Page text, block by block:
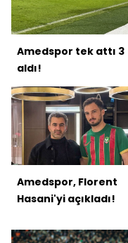
Amedspor tek attı 3
aldı!
Amedspor, Florent
Hasani'yi açıkladı!